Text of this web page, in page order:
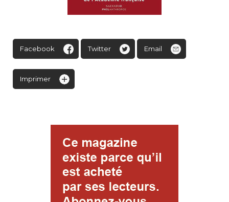
Facebook Twitter Email
Imprimer